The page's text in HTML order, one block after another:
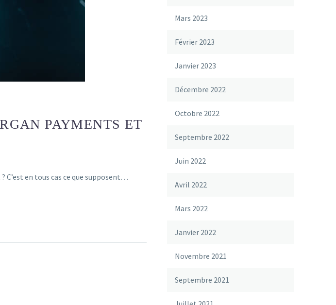
PAYMENTS ET
C’est en tous cas ce que supposent…
Mars 2023
Février 2023
Janvier 2023
Décembre 2022
Octobre 2022
Septembre 2022
Juin 2022
Avril 2022
Mars 2022
Janvier 2022
Novembre 2021
Septembre 2021